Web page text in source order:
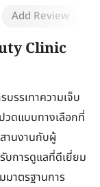
Add Review
Clinic
รรเทาความเจ็บ
วดแบบทางเลือกที่
านงานกับผู้
บการดูแลที่ดีเยี่ยม
าตรฐานการ